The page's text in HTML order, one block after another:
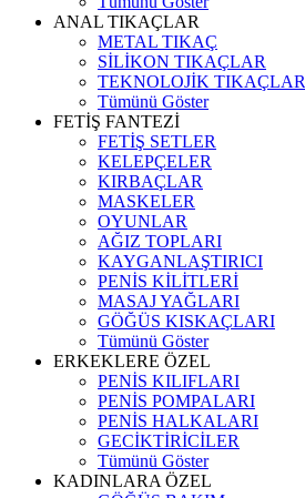
ANAL TIKAÇLAR
METAL TIKAÇ
SİLİKON TIKAÇLAR
TEKNOLOJİK TIKAÇLAR
Tümünü Göster
FETİŞ FANTEZİ
FETİŞ SETLER
KELEPÇELER
KIRBAÇLAR
MASKELER
OYUNLAR
AĞIZ TOPLARI
KAYGANLAŞTIRICI
PENİS KİLİTLERİ
MASAJ YAĞLARI
GÖĞÜS KISKAÇLARI
Tümünü Göster
ERKEKLERE ÖZEL
PENİS KILIFLARI
PENİS POMPALARI
PENİS HALKALARI
GECİKTİRİCİLER
Tümünü Göster
KADINLARA ÖZEL